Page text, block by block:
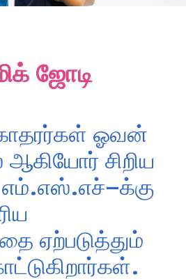
ஜோடி
ஓவன்
சிறிய
எம்.எஸ்.எச்-க்கு
ஏற்படுத்தும்